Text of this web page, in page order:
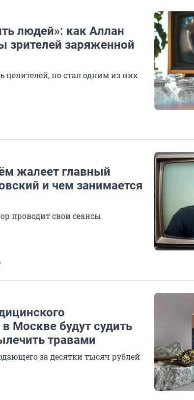
людей»: как Аллан
зрителей заряженной
целителей, но стал одним из них
жалеет главный
и чем занимается
проводит свои сеансы
Москве будут судить
травами
за десятки тысяч рублей